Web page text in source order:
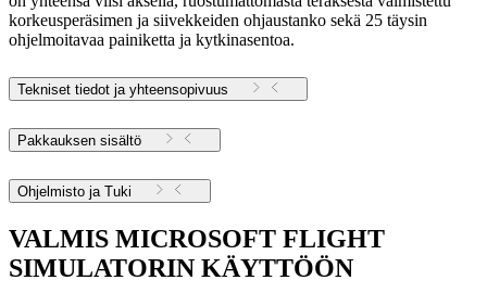
korkeusperäsimen ja siivekkeiden ohjaustanko sekä 25 täysin
ohjelmoitavaa painiketta ja kytkinasentoa.
Tekniset tiedot ja yhteensopivuus
Pakkauksen sisältö
Ohjelmisto ja Tuki
VALMIS MICROSOFT FLIGHT
SIMULATORIN KÄYTTÖÖN